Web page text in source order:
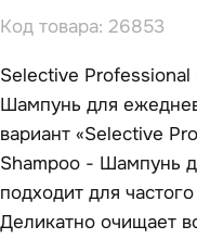
Код товара: 26853
Selective
Шампунь для
вариант «Selective
Shampoo - Шампунь
подходит для
Деликатно очищает